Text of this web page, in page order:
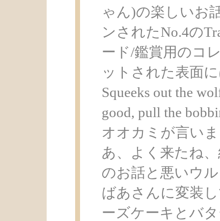
ゃん)の楽しいお
ンされたNo.4の
ード/鑑賞用のコ
ットされた表面に
Squeeks out the
good, pull the
オオカミが言い
あ、よく来たね
のお話と悪いウ
ばあさんに変装
ーズケーキとバ